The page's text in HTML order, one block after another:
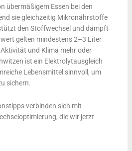
übermäßigem Essen bei den
sie gleichzeitig Mikronährstoffe
den Stoffwechsel und dämpft
gelten mindestens 2–3 Liter
und Klima mehr oder
ist ein Elektrolytausgleich
Lebensmittel sinnvoll, um
sichern.
verbinden sich mit
die wir jetzt